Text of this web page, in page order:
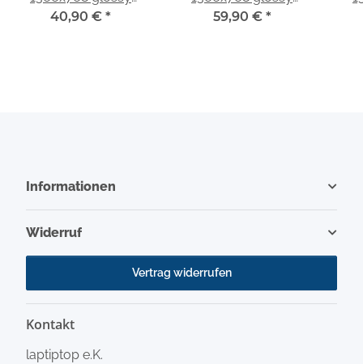
passend für AUO
40,90 € *
passend für AUO
59,90 € *
Informationen
Widerruf
Vertrag widerrufen
Kontakt
laptiptop e.K.